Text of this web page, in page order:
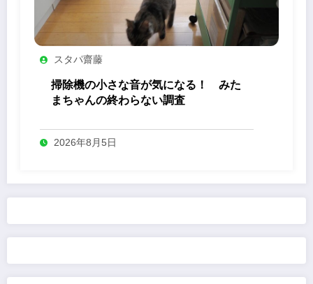
スタパ齋藤
掃除機の小さな音が気になる！ みた
まちゃんの終わらない調査
2026年8月5日